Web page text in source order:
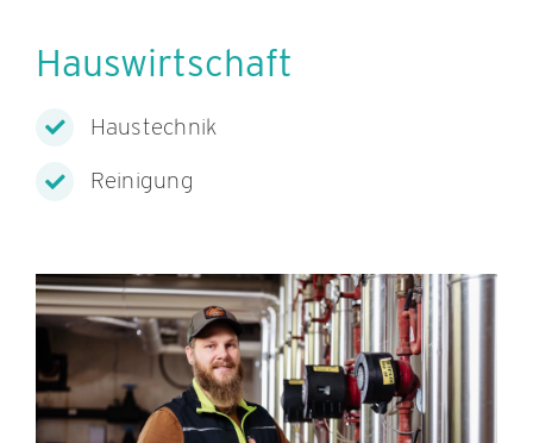
Hauswirtschaft
Haustechnik
Reinigung